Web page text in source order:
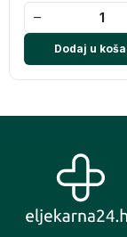
−
Dodaj u